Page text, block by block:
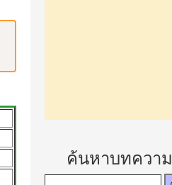
ค้นหาบทความ